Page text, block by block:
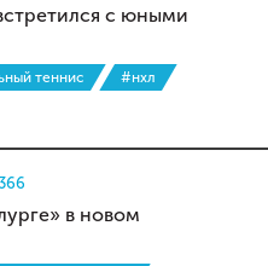
с юными
теннис
#нхл
в новом